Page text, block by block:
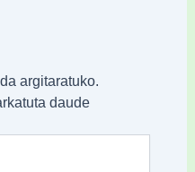
argitaratuko.
daude